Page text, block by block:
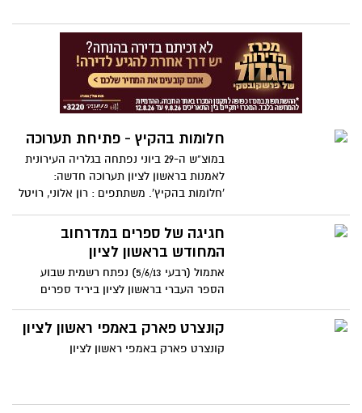
חלומות בהקיץ - פתיחת תערוכה
במוצ"ש ה-29 ביוני נפתחה בגלריה העירונית
לאמנות בראשון לציון תערוכה חדשה:
'חלומות בהקיץ'. משתתפים : רון אלוני, רויטל
בתיה מלכא, הדס רשף.בפתיחת התערוכה -
מסיבת קיץ-: DJ דרור שדה אור.אוצרת: אפי
גן
חגיגה של ספרים במדרחוב
המחודש בראשון לציון
אתמול (רבעי 5/6/13) נפתח רשמית שבוע
הספר העברי בראשון לציון ביריד ספרים
ססגוני, מסקרן ומהנה במדרחוב רוטשילד
המחודש בלב העיר.
קונצרט פארק באמפי ראשון לציון
קונצרט פארק באמפי ראשון לציון